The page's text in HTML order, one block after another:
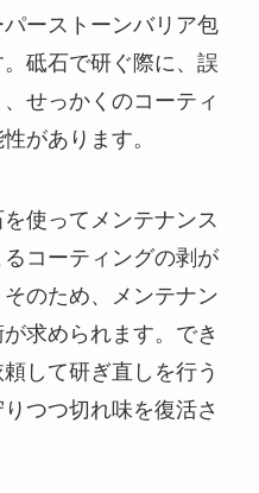
ーストーンバリア包
砥石で研ぐ際に、誤
せっかくのコーティ
があります。
使ってメンテナンス
コーティングの剥が
のため、メンテナン
求められます。でき
して研ぎ直しを行う
つつ切れ味を復活さ